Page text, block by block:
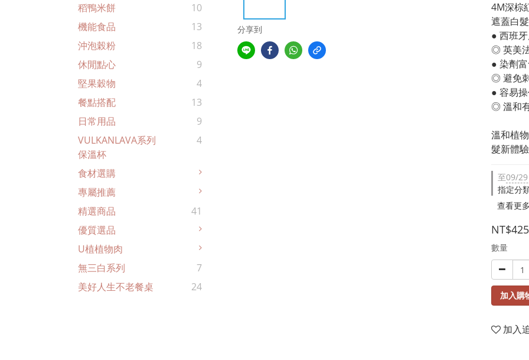
稻鴨米餅
10
機能食品
13
沖泡榖粉
18
休閒點心
9
堅果穀物
4
餐點搭配
13
日常用品
9
VULKANLAVA系列
保溫杯
4
食材選購
專屬推薦
精選商品
41
優質選品
U植植物肉
無三白系列
7
美好人生不老餐桌
24
分享到
4M深棕
遮蓋白髮
● 西班
◎ 英美
● 染劑
◎ 避免
● 容易
◎ 溫和
溫和植
髮新體
至09/
指定分
查看更
NT$425
數量
加入購
加入